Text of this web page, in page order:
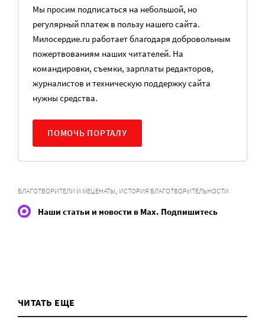
Мы просим подписаться на небольшой, но
регулярный платеж в пользу нашего сайта.
Милосердие.ru работает благодаря добровольным
пожертвованиям наших читателей. На
командировки, съемки, зарплаты редакторов,
журналистов и техническую поддержку сайта
нужны средства.
ПОМОЧЬ ПОРТАЛУ
БЛАГОТВОРИТЕЛИ И МЕЦЕНАТЫ, ИСТОРИЯ БЛАГОТВОРИТЕЛЬНОСТИ
Наши статьи и новости в Max. Подпишитесь
ЧИТАТЬ ЕЩЕ